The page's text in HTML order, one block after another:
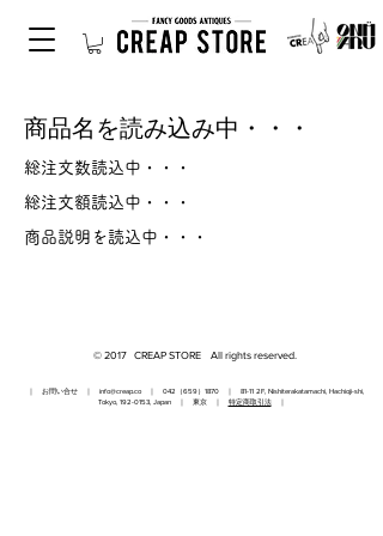
商品名を読み込み中・・・
総注文数読込中・・・
総注文額読込中・・・
商品説明を読込中・・・
© 2017 CREAP STORE All rights reserved.
｜ お問い合せ ｜ info@creap.co｜ 042（659）1870 ｜ 81-11 2F, Nishiterakatamachi, Hachioji-shi,
Tokyo, 192-0153, Japan ｜ 東京 ｜ 特定商取引法｜